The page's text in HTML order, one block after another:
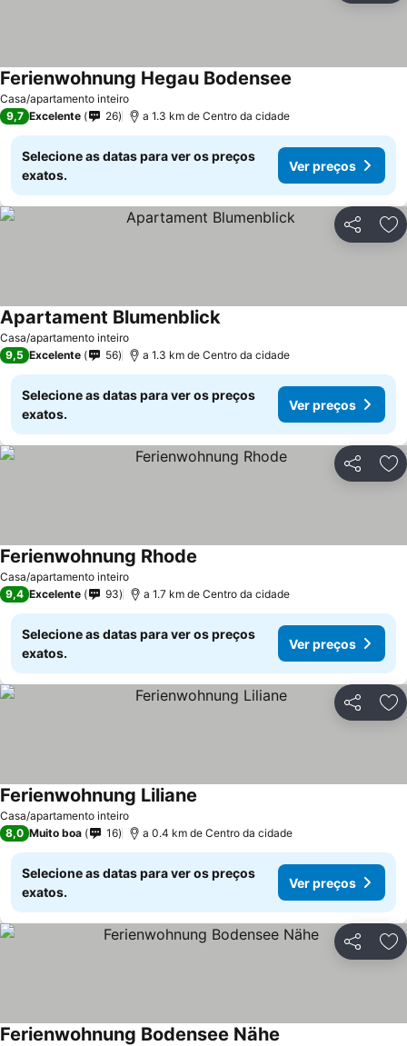
Casa/apartamento inteiro
Ferienwohnung Hegau Bodensee
9,7 Excelente 26 a 1.3 km de Centro da cidade
Selecione as datas para ver os preços
exatos.
Ver preços
Partilhar
Casa/apartamento inteiro
Apartament Blumenblick
9,5 Excelente 56 a 1.3 km de Centro da cidade
Selecione as datas para ver os preços
exatos.
Ver preços
Partilhar
Casa/apartamento inteiro
Ferienwohnung Rhode
9,4 Excelente 93 a 1.7 km de Centro da cidade
Selecione as datas para ver os preços
exatos.
Ver preços
Partilhar
Casa/apartamento inteiro
Ferienwohnung Liliane
8,0 Muito boa 16 a 0.4 km de Centro da cidade
Selecione as datas para ver os preços
exatos.
Ver preços
Partilhar
Ferienwohnung Bodensee Nähe